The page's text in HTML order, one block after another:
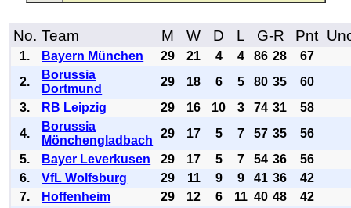
No. Team M W D L G-R Pnt
1. Bayern München 29 21 4 4 86 28 67
2.
Borussia
Dortmund
29 18 6 5 80 35 60
3.
RB Leipzig 29 16 10 3 74 31 58
4.
Borussia
Mönchengladbach
29 17 5 7 57 35
56
5.
Bayer Leverkusen 29 17 5 7 54 36 56
6.
VfL Wolfsburg 29 11 9 9 41 36
42
7.
Hoffenheim 29 12 6 11 40 48
42